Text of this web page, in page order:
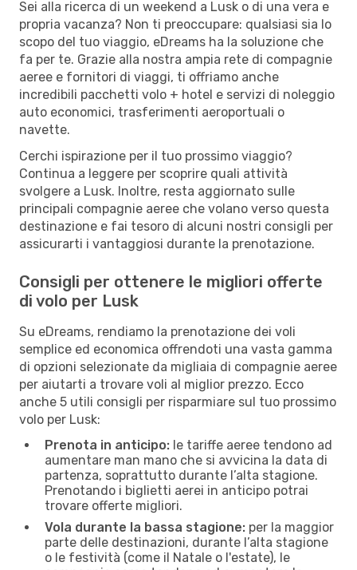
Sei alla ricerca di un weekend a Lusk o di una vera e
propria vacanza? Non ti preoccupare: qualsiasi sia lo
scopo del tuo viaggio, eDreams ha la soluzione che
fa per te. Grazie alla nostra ampia rete di compagnie
aeree e fornitori di viaggi, ti offriamo anche
incredibili pacchetti volo + hotel e servizi di noleggio
auto economici, trasferimenti aeroportuali o
navette.
Cerchi ispirazione per il tuo prossimo viaggio?
Continua a leggere per scoprire quali attività
svolgere a Lusk. Inoltre, resta aggiornato sulle
principali compagnie aeree che volano verso questa
destinazione e fai tesoro di alcuni nostri consigli per
assicurarti i vantaggiosi durante la prenotazione.
Consigli per ottenere le migliori offerte
di volo per Lusk
Su eDreams, rendiamo la prenotazione dei voli
semplice ed economica offrendoti una vasta gamma
di opzioni selezionate da migliaia di compagnie aeree
per aiutarti a trovare voli al miglior prezzo. Ecco
anche 5 utili consigli per risparmiare sul tuo prossimo
volo per Lusk:
Prenota in anticipo: le tariffe aeree tendono ad
aumentare man mano che si avvicina la data di
partenza, soprattutto durante l’alta stagione.
Prenotando i biglietti aerei in anticipo potrai
trovare offerte migliori.
Vola durante la bassa stagione: per la maggior
parte delle destinazioni, durante l’alta stagione
o le festività (come il Natale o l'estate), le